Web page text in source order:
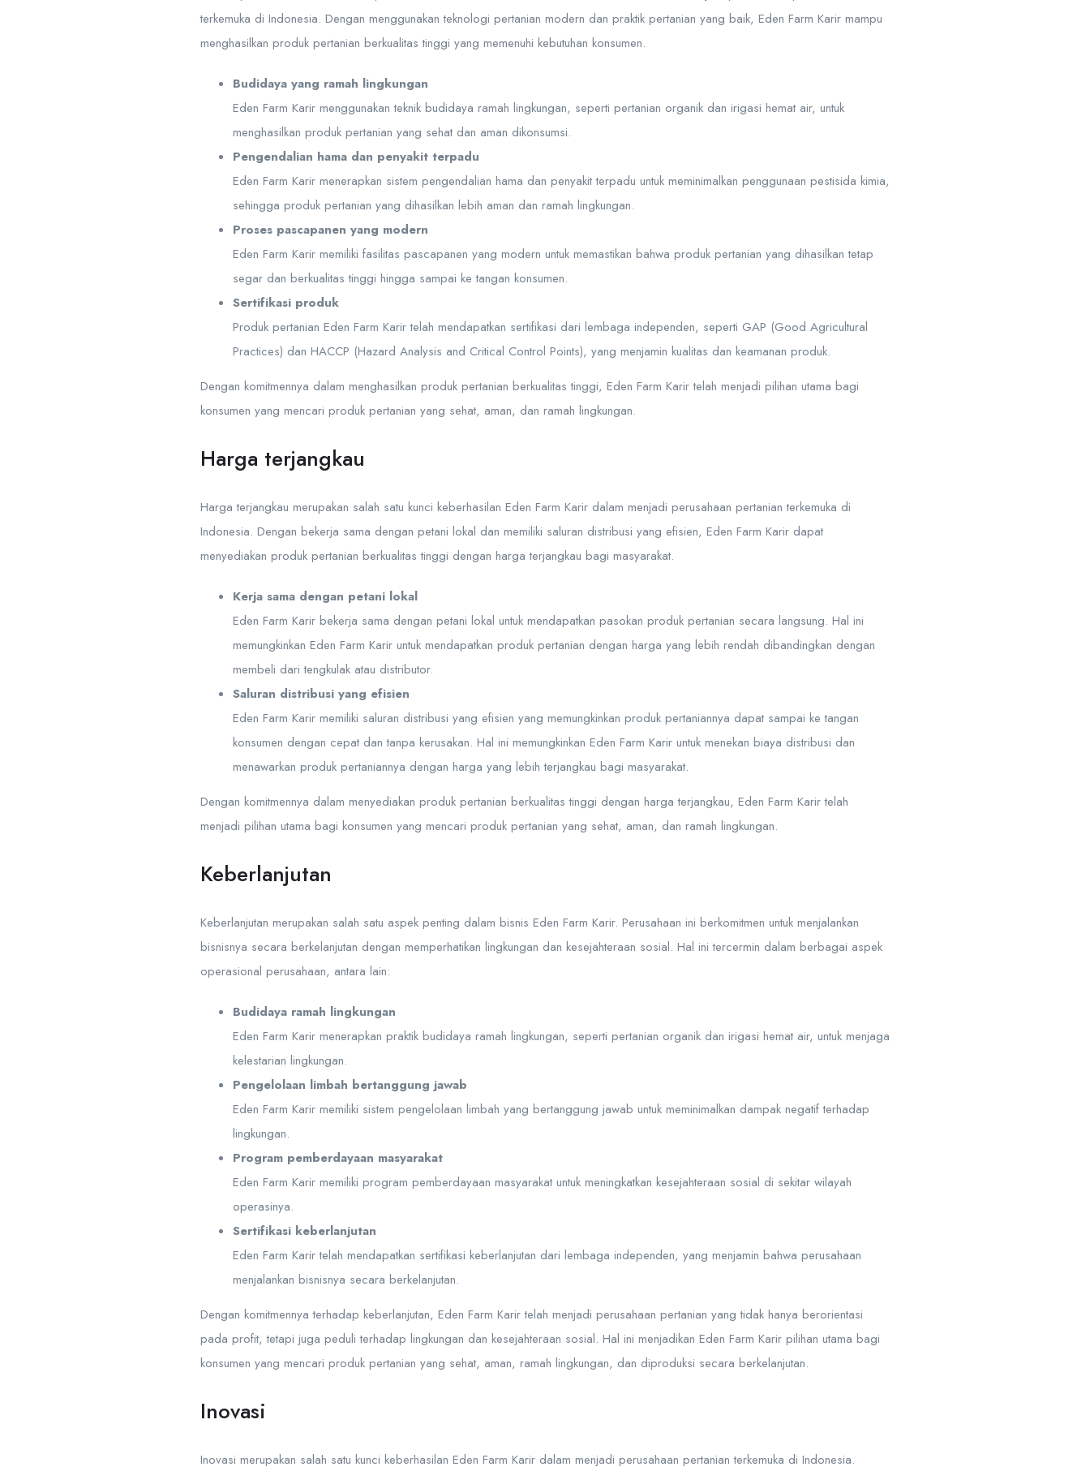
terkemuka di Indonesia. Dengan menggunakan teknologi pertanian modern dan praktik pertanian yang baik, Eden Farm Karir mampu
menghasilkan produk pertanian berkualitas tinggi yang memenuhi kebutuhan konsumen.
Budidaya yang ramah lingkungan
Eden Farm Karir menggunakan teknik budidaya ramah lingkungan, seperti pertanian organik dan irigasi hemat air, untuk
menghasilkan produk pertanian yang sehat dan aman dikonsumsi.
Pengendalian hama dan penyakit terpadu
Eden Farm Karir menerapkan sistem pengendalian hama dan penyakit terpadu untuk meminimalkan penggunaan pestisida kimia,
sehingga produk pertanian yang dihasilkan lebih aman dan ramah lingkungan.
Proses pascapanen yang modern
Eden Farm Karir memiliki fasilitas pascapanen yang modern untuk memastikan bahwa produk pertanian yang dihasilkan tetap
segar dan berkualitas tinggi hingga sampai ke tangan konsumen.
Sertifikasi produk
Produk pertanian Eden Farm Karir telah mendapatkan sertifikasi dari lembaga independen, seperti GAP (Good Agricultural
Practices) dan HACCP (Hazard Analysis and Critical Control Points), yang menjamin kualitas dan keamanan produk.
Dengan komitmennya dalam menghasilkan produk pertanian berkualitas tinggi, Eden Farm Karir telah menjadi pilihan utama bagi
konsumen yang mencari produk pertanian yang sehat, aman, dan ramah lingkungan.
Harga terjangkau
Harga terjangkau merupakan salah satu kunci keberhasilan Eden Farm Karir dalam menjadi perusahaan pertanian terkemuka di
Indonesia. Dengan bekerja sama dengan petani lokal dan memiliki saluran distribusi yang efisien, Eden Farm Karir dapat
menyediakan produk pertanian berkualitas tinggi dengan harga terjangkau bagi masyarakat.
Kerja sama dengan petani lokal
Eden Farm Karir bekerja sama dengan petani lokal untuk mendapatkan pasokan produk pertanian secara langsung. Hal ini
memungkinkan Eden Farm Karir untuk mendapatkan produk pertanian dengan harga yang lebih rendah dibandingkan dengan
membeli dari tengkulak atau distributor.
Saluran distribusi yang efisien
Eden Farm Karir memiliki saluran distribusi yang efisien yang memungkinkan produk pertaniannya dapat sampai ke tangan
konsumen dengan cepat dan tanpa kerusakan. Hal ini memungkinkan Eden Farm Karir untuk menekan biaya distribusi dan
menawarkan produk pertaniannya dengan harga yang lebih terjangkau bagi masyarakat.
Dengan komitmennya dalam menyediakan produk pertanian berkualitas tinggi dengan harga terjangkau, Eden Farm Karir telah
menjadi pilihan utama bagi konsumen yang mencari produk pertanian yang sehat, aman, dan ramah lingkungan.
Keberlanjutan
Keberlanjutan merupakan salah satu aspek penting dalam bisnis Eden Farm Karir. Perusahaan ini berkomitmen untuk menjalankan
bisnisnya secara berkelanjutan dengan memperhatikan lingkungan dan kesejahteraan sosial. Hal ini tercermin dalam berbagai aspek
operasional perusahaan, antara lain:
Budidaya ramah lingkungan
Eden Farm Karir menerapkan praktik budidaya ramah lingkungan, seperti pertanian organik dan irigasi hemat air, untuk menjaga
kelestarian lingkungan.
Pengelolaan limbah bertanggung jawab
Eden Farm Karir memiliki sistem pengelolaan limbah yang bertanggung jawab untuk meminimalkan dampak negatif terhadap
lingkungan.
Program pemberdayaan masyarakat
Eden Farm Karir memiliki program pemberdayaan masyarakat untuk meningkatkan kesejahteraan sosial di sekitar wilayah
operasinya.
Sertifikasi keberlanjutan
Eden Farm Karir telah mendapatkan sertifikasi keberlanjutan dari lembaga independen, yang menjamin bahwa perusahaan
menjalankan bisnisnya secara berkelanjutan.
Dengan komitmennya terhadap keberlanjutan, Eden Farm Karir telah menjadi perusahaan pertanian yang tidak hanya berorientasi
pada profit, tetapi juga peduli terhadap lingkungan dan kesejahteraan sosial. Hal ini menjadikan Eden Farm Karir pilihan utama bagi
konsumen yang mencari produk pertanian yang sehat, aman, ramah lingkungan, dan diproduksi secara berkelanjutan.
Inovasi
Inovasi merupakan salah satu kunci keberhasilan Eden Farm Karir dalam menjadi perusahaan pertanian terkemuka di Indonesia.